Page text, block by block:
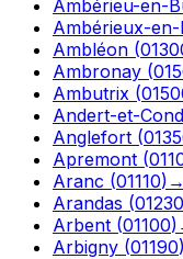
Ambérieu-en-
Ambérieux-en-
Ambléon (
Ambronay (
Ambutrix (
Andert-et-
Anglefort (
Apremont (
Aranc (01110) →
Arandas (01230
Arbent (01100)
Arbigny (01190)